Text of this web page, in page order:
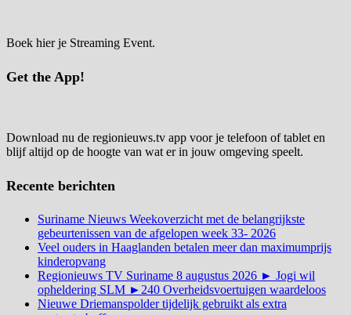
Boek hier je Streaming Event.
Get the App!
Download nu de regionieuws.tv app voor je telefoon of tablet en
blijf altijd op de hoogte van wat er in jouw omgeving speelt.
Recente berichten
Suriname Nieuws Weekoverzicht met de belangrijkste
gebeurtenissen van de afgelopen week 33- 2026
Veel ouders in Haaglanden betalen meer dan maximumprijs
kinderopvang
Regionieuws TV Suriname 8 augustus 2026 ► Jogi wil
opheldering SLM ►240 Overheidsvoertuigen waardeloos
Nieuwe Driemanspolder tijdelijk gebruikt als extra